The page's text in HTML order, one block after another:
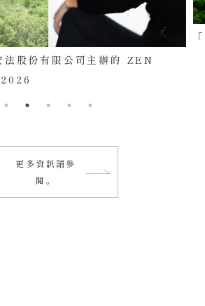
法股份有限公司主辦的 ZEN
更多資訊請參
閱。